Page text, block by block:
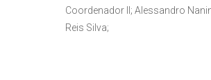
Coordenador II; Alessandro
Reis Silva;